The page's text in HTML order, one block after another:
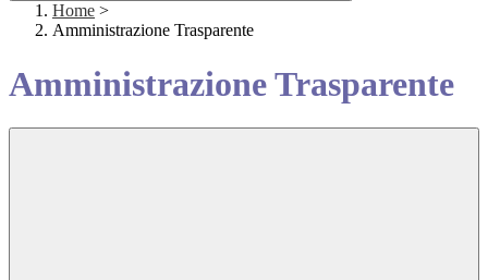
Home >
Amministrazione Trasparente
Amministrazione Trasparente